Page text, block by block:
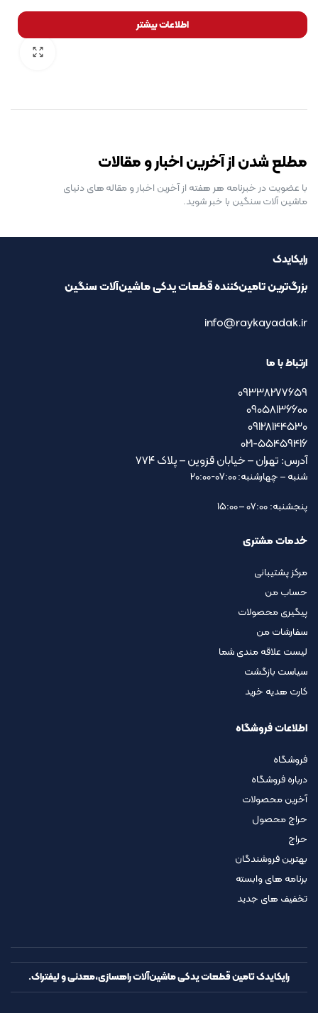
اطلاعات بیشتر
مطلع شدن از آخرین اخبار و مقالات
با عضویت در خبرنامه هر هفته از آخرین اخبار و مقاله های دنیای
ماشین آلات سنگین با خبر شوید.
رایکایدک
بزرگ‌ترین تامین‌کننده قطعات یدکی ماشین‌آلات سنگین
info@raykayadak.ir
ارتباط با ما
09338277659
09058136600
09128144530
021-55459416
آدرس: تهران – خیابان قزوین – پلاک ۷۷۴
شنبه – چهارشنبه: 07:00-20:00
پنجشنبه: 07:00 – 15:00
خدمات مشتری
مرکز پشتیبانی
حساب من
پیگیری محصولات
سفارشات من
لیست علاقه مندی شما
سیاست بازگشت
کارت هدیه خرید
اطلاعات فروشگاه
فروشگاه
درباره فروشگاه
آخرین محصولات
حراج محصول
حراج
بهترین فروشندگان
برنامه های وابسته
تخفیف های جدید
رایکایدک تامین قطعات یدکی ماشین‌آلات راهسازی،معدنی و لیفتراک.